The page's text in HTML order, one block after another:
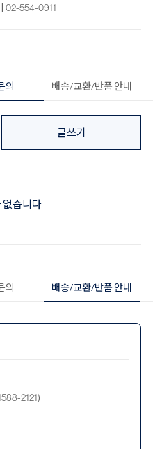
02-554-0911
의 배송/교환/반품 안내
글쓰기
없습니다
의 배송/교환/반품 안내
2121)